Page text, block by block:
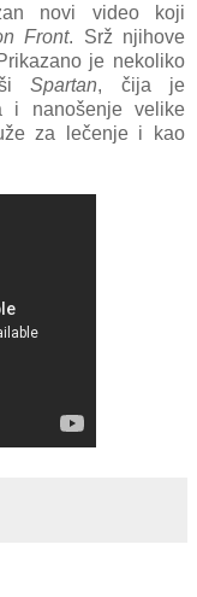
novi video koji
Front. Srž njihove
je nekoliko
Spartan, čija je
i nanošenje velike
za lečenje i kao